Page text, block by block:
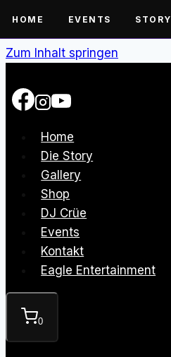
HOME EVENTS STORY
Zum Inhalt springen
Home
Die Story
Gallery
Shop
DJ Crüe
Events
Kontakt
Eagle Entertainment
0